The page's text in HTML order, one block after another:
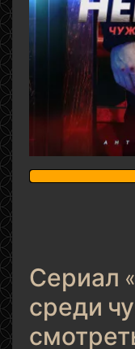
Сериал
среди